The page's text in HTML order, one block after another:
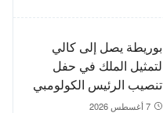
بوريطة يصل إلى كالي
لتمثيل الملك في حفل
تنصيب الرئيس الكولومبي
الجديد
7 أغسطس 2026